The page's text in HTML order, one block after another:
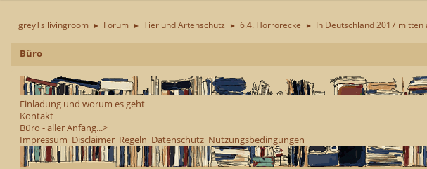
greyTs livingroom ► Forum ► Tier und Artenschutz ► 6.4. Horrorecke ► In Deutschland 2017
Büro
Einladung und worum es geht
Kontakt
Büro - aller Anfang...>
Impressum Disclaimer Regeln Datenschutz Nutzungsbedingungen